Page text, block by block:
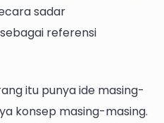
sadar
referensi
itu punya ide masing-
konsep masing-masing.